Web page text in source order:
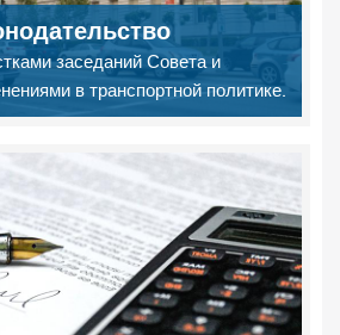
заседаний Совета и
в транспортной политике.